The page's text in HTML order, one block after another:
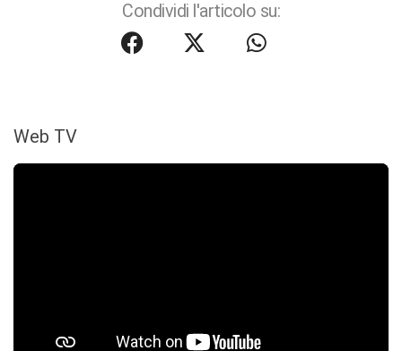
Condividi l'articolo su:
Web TV